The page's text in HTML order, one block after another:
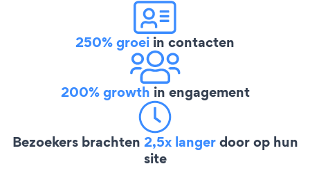
250% groei in contacten
200% growth in engagement
Bezoekers brachten 2,5x langerdoor op hun
site